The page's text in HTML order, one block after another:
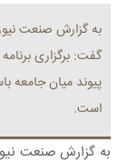
به گزارش صنعت
گفت: برگزاری
پیوند میان جامعه
است.
به گزارش صنعت